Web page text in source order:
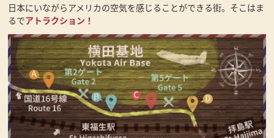
日本にいながらアメリカの空気を感じることができる街。そこはま
るでアトラクション！